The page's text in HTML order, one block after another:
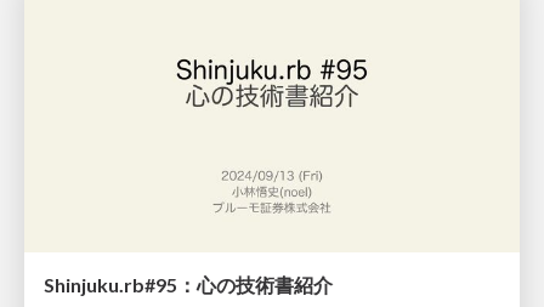
Shinjuku.rb#95：心の技術書紹介